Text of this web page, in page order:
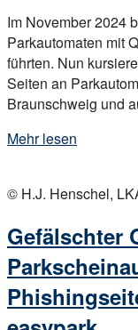
Im November 2024
Parkautomaten mit
führten. Nun
Seiten an
Braunschweig und
„Erneut
Codes
Parkautomaten
in
Niedersachsen“
Mehr lesen
post
© H.J. Henschel,
Gefälschter